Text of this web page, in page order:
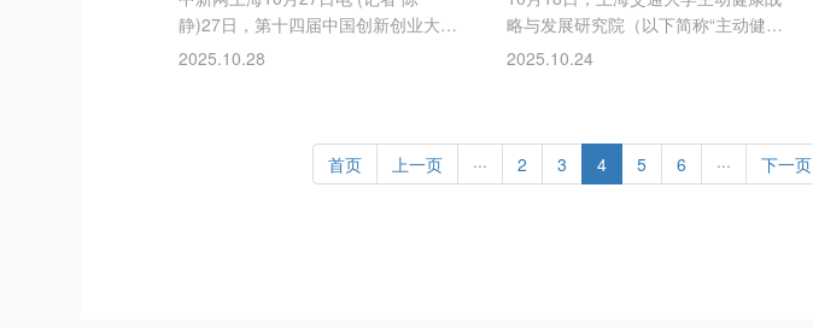
静)27日，第十四届中国创新创业大赛
颠覆性技术创新大赛(未来健康领域
议流程，展开角逐。本届大赛聚焦未
来健康领域，吸引了来自全国30多个
2025.10.28
略与发展研究院（以下简称“主动健康
研究院”）第三届战略咨询会议在上海
务委员会专职副主任顾锋,以及十位院
士参加会议，分别是中国工程院院士
2025.10.24
首页 上一页 ··· 2 3 4 5 6 ··· 下一页